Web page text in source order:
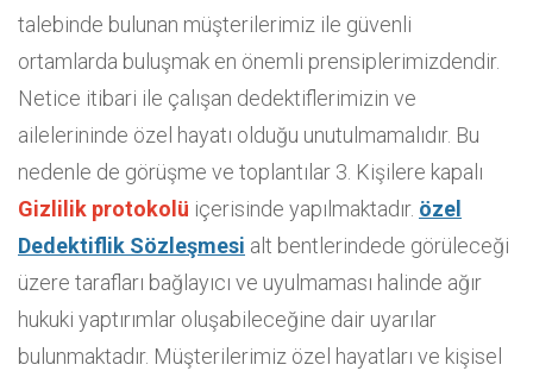
talebinde bulunan müşterilerimiz ile güvenli
ortamlarda buluşmak en önemli prensiplerimizdendir.
Netice itibari ile çalışan dedektiflerimizin ve
ailelerininde özel hayatı olduğu unutulmamalıdır. Bu
nedenle de görüşme ve toplantılar 3. Kişilere kapalı
Gizlilik protokolü içerisinde yapılmaktadır. özel
Dedektiflik Sözleşmesi alt bentlerindede görüleceği
üzere tarafları bağlayıcı ve uyulmaması halinde ağır
hukuki yaptırımlar oluşabileceğine dair uyarılar
bulunmaktadır. Müşterilerimiz özel hayatları ve kişisel